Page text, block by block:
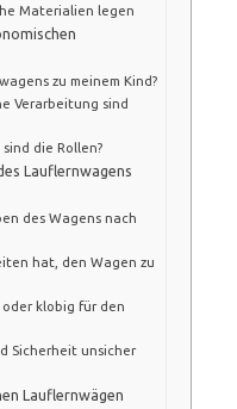
Materialien legen
zu meinem Kind?
Verarbeitung sind
die Rollen?
Lauflernwagens
des Wagens nach
hat, den Wagen zu
klobig für den
Sicherheit unsicher
Lauflernwägen